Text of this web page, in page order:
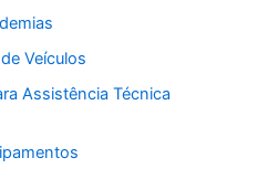
Veículos
Assistência Técnica